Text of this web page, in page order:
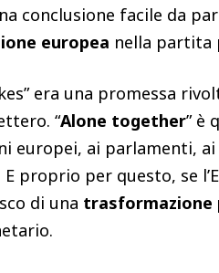
conclusione facile da
europea nella partita
era una promessa
“Alone together” è
europei, ai parlamenti,
E proprio per questo, se
di una trasformazione